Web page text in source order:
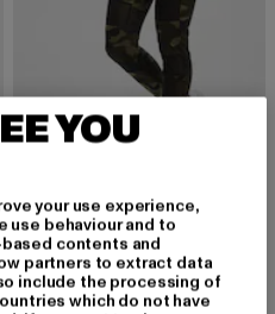
29,99 EUR
URBAN CLASSICS
13,99 EUR
Derzeitiger Preis: 13,99 EUR
24,99 EURAktionspreis:
YOU
your use experience,
use behaviour and to
contents and
partners to extract data
include the processing of
which do not have